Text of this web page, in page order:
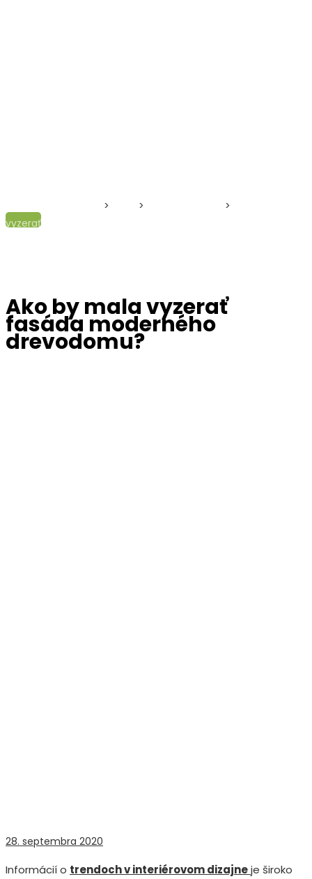
> > >
vyzerať fasáda moderného drevodomu?
Ako by mala vyzerať
fasáda moderného
drevodomu?
28. septembra 2020
Informácií o trendoch v interiérovom dizajneje široko